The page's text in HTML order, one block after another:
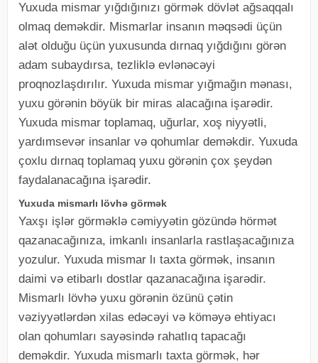
Yuxuda mismar yığdığınızı görmək dövlət ağsaqqalı
olmaq deməkdir. Mismarlar insanın məqsədi üçün
alət olduğu üçün yuxusunda dırnaq yığdığını görən
adam subaydırsa, tezliklə evlənəcəyi
proqnozlaşdırılır. Yuxuda mismar yığmağın mənası,
yuxu görənin böyük bir miras alacağına işarədir.
Yuxuda mismar toplamaq, uğurlar, xoş niyyətli,
yardımsevər insanlar və qohumlar deməkdir. Yuxuda
çoxlu dırnaq toplamaq yuxu görənin çox şeydən
faydalanacağına işarədir.
Yuxuda mismarlı lövhə görmək
Yaxşı işlər görməklə cəmiyyətin gözündə hörmət
qazanacağınıza, imkanlı insanlarla rastlaşacağınıza
yozulur. Yuxuda mismar lı taxta görmək, insanın
daimi və etibarlı dostlar qazanacağına işarədir.
Mismarlı lövhə yuxu görənin özünü çətin
vəziyyətlərdən xilas edəcəyi və köməyə ehtiyacı
olan qohumları sayəsində rahatlıq tapacağı
deməkdir. Yuxuda mismarlı taxta görmək, hər